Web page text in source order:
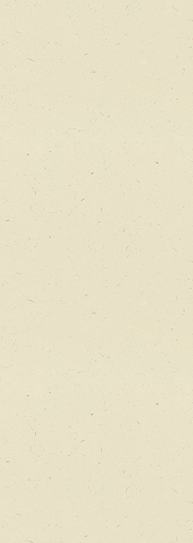
לילה במוזיאון
השומר
הנחוש
והפסל
הנחוש
עוד
יותר
מיזאנפלס
על
משפחות
שלא
מרימות
את
הראש
מהמסך